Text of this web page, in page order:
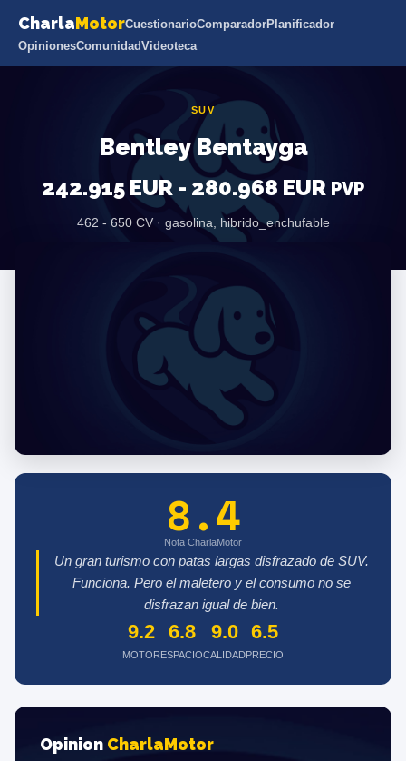
CharlaMotorCuestionarioComparadorPlanificador
OpinionesComunidadVideoteca
SUV
Bentley Bentayga
242.915 EUR - 280.968 EUR PVP
462 - 650 CV · gasolina, hibrido_enchufable
8.4
Nota CharlaMotor
Un gran turismo con patas largas disfrazado de SUV.
Funciona. Pero el maletero y el consumo no se
disfrazan igual de bien.
9.2
MOTOR
6.8
ESPACIO
9.0
CALIDAD
6.5
PRECIO
Opinion CharlaMotor